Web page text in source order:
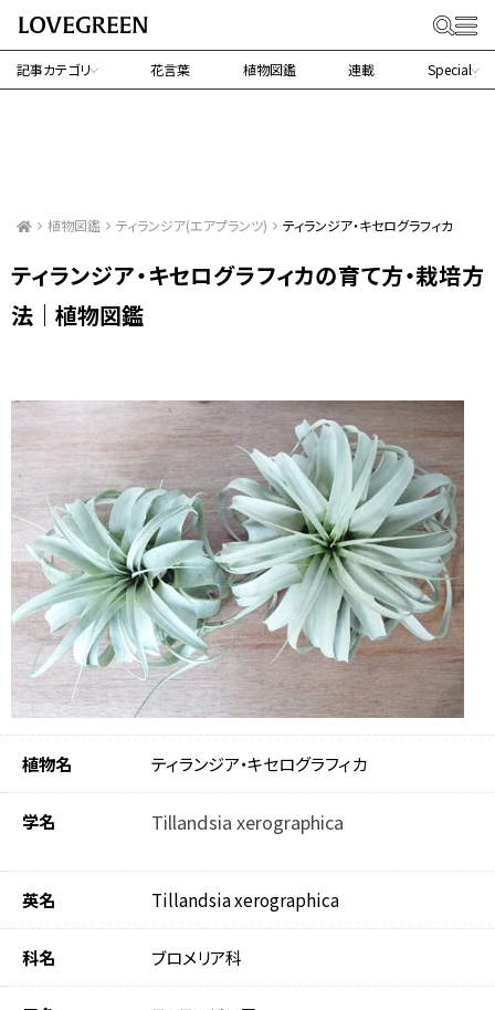
記事カテゴリ 花言葉 植物図鑑 連載 Special
植物図鑑 ティランジア(エアプランツ) ティランジア・キセログラフィカ
ティランジア・キセログラフィカの育て方・栽培方
法｜植物図鑑
植物名 ティランジア・キセログラフィカ
学名 Tillandsia xerographica
英名 Tillandsia xerographica
科名 ブロメリア科